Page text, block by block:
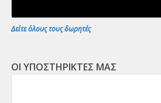
Δείτε όλους τους δωρητές
ΟΙ ΥΠΟΣΤΗΡΙΚΤΕΣ ΜΑΣ